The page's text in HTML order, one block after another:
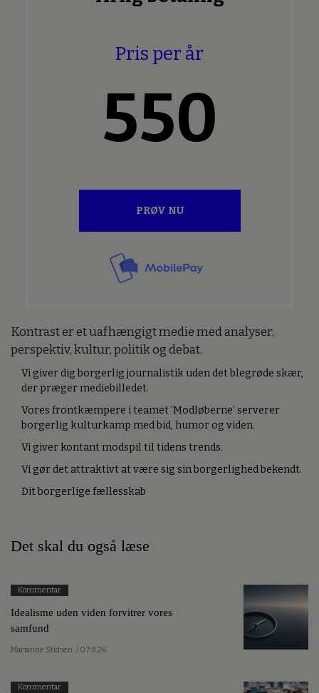
Pris per år
550
PRØV NU
Kontrast er et uafhængigt medie med analyser,
perspektiv, kultur, politik og debat.
Vi giver dig borgerlig journalistik uden det blegrøde skær,
der præger mediebilledet.
Vores frontkæmpere i teamet ’Modløberne’ serverer
borgerlig kulturkamp med bid, humor og viden.
Vi giver kontant modspil til tidens trends.
Vi gør det attraktivt at være sig sin borgerlighed bekendt.
Dit borgerlige fællesskab
Det skal du også læse
Kommentar
Idealisme uden viden forvitrer vores
samfund
Marianne Stidsen / 07.8.26
Kommentar